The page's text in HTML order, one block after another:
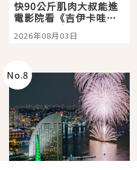
快90公斤肌肉大叔能進
電影院看《吉伊卡哇》
嗎？日本重金屬樂團
「打首」會長與nagano
2026年08月03日
No.8